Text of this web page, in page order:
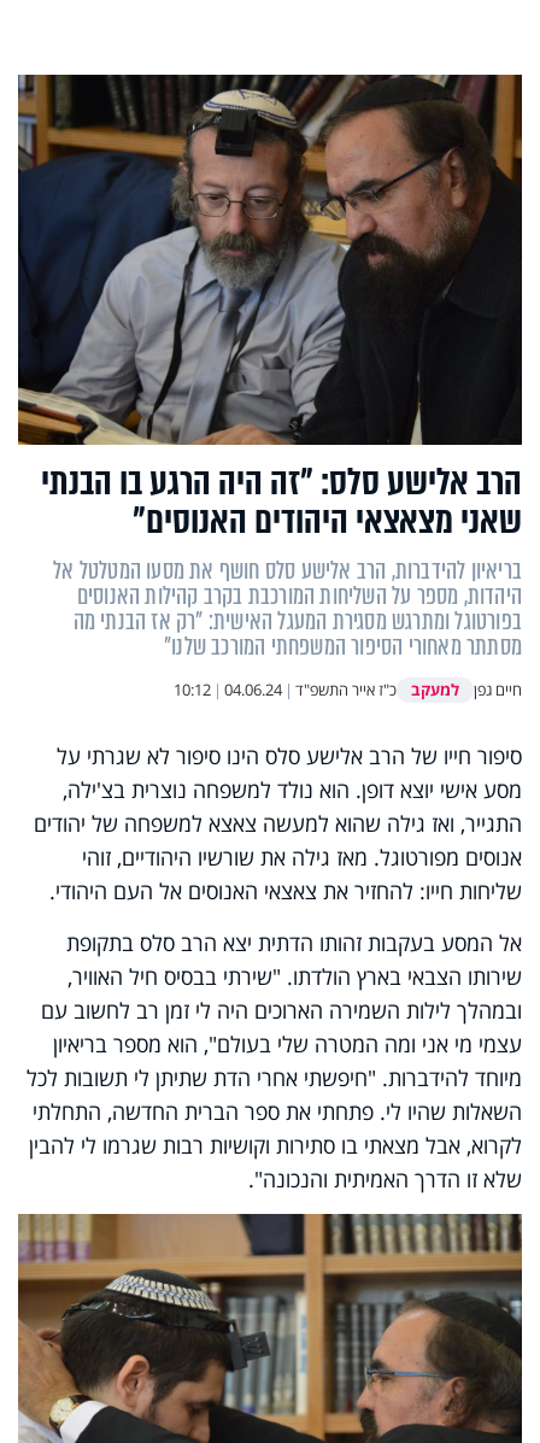
הרב אלישע סלס: "זה היה הרגע בו הבנתי
שאני מצאצאי היהודים האנוסים"
בריאיון להידברות, הרב אלישע סלס חושף את מסעו המטלטל אל
היהדות, מספר על השליחות המורכבת בקרב קהילות האנוסים
בפורטוגל ומתרגש מסגירת המעגל האישית: "רק אז הבנתי מה
מסתתר מאחורי הסיפור המשפחתי המורכב שלנו"
חיים גפן למעקב כ"ז אייר התשפ"ד |
04.06.24
|
10:12
סיפור חייו של הרב אלישע סלס הינו סיפור לא שגרתי על
מסע אישי יוצא דופן. הוא נולד למשפחה נוצרית בצ'ילה,
התגייר, ואז גילה שהוא למעשה צאצא למשפחה של יהודים
אנוסים מפורטוגל. מאז גילה את שורשיו היהודיים, זוהי
שליחות חייו: להחזיר את צאצאי האנוסים אל העם היהודי.
אל המסע בעקבות זהותו הדתית יצא הרב סלס בתקופת
שירותו הצבאי בארץ הולדתו. "שירתי בבסיס חיל האוויר,
ובמהלך לילות השמירה הארוכים היה לי זמן רב לחשוב עם
עצמי מי אני ומה המטרה שלי בעולם", הוא מספר בריאיון
מיוחד להידברות. "חיפשתי אחרי הדת שתיתן לי תשובות לכל
השאלות שהיו לי. פתחתי את ספר הברית החדשה, התחלתי
לקרוא, אבל מצאתי בו סתירות וקושיות רבות שגרמו לי להבין
שלא זו הדרך האמיתית והנכונה".